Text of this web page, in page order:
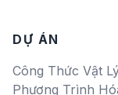
DỰ ÁN
Công Thức Vật
Phương Trình